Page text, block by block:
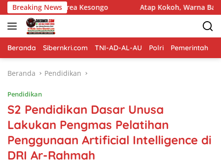
Langsung
ke
konten
Breaking News
Kesongo Atap Kokoh, Warna Baru: Sinergi Satgas
Beranda Sibernkri.com TNI-AD-AL-AU Polri Pemerintah
Beranda Pendidikan
Pendidikan
S2 Pendidikan Dasar Unusa
Lakukan Pengmas Pelatihan
Penggunaan Artificial Intelligence di
DRI Ar-Rahmah